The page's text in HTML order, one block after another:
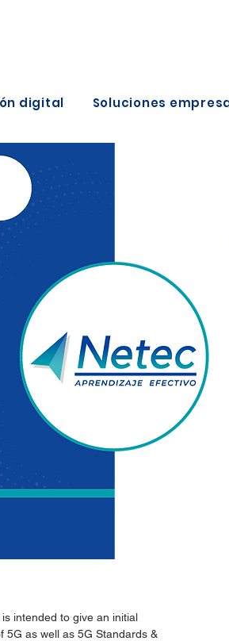
digital Soluciones
intended to give an initial
5G as well as 5G Standards &